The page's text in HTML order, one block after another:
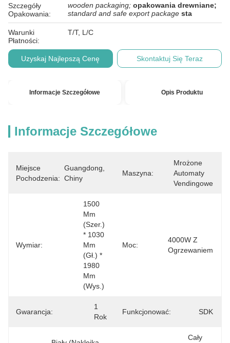
Szczegóły
Opakowania:
wooden packaging; opakowania drewniane;
standard and safe export package sta
Warunki
Płatności:
T/T, L/C
Uzyskaj Najlepszą Cenę Skontaktuj Się Teraz
Informacje Szczegółowe Opis Produktu
Informacje Szczegółowe
Miejsce
Pochodzenia:
Guangdong,
Chiny
Maszyna:
Mrożone
Automaty
Vendingowe
Wymiar:
1500
Mm
(szer.)
* 1030
Mm
(gł.) *
1980
Mm
(wys.)
Moc:
4000W Z
Ogrzewaniem
Gwarancja:
1
Rok
Funkcjonować: SDK
Cały